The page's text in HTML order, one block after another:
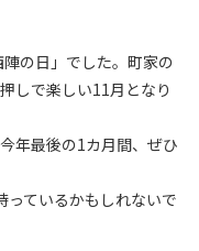
の日」でした。町家の
しで楽しい11月となり
年最後の1カ月間、ぜひ
っているかもしれないで